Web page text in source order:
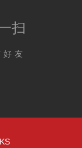
扫
友